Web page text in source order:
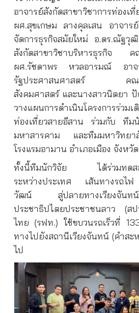
อาจารย์สังกัดสาขาวิชาการท่องเที่
ผศ.สุขเกษม ลางคุลเสน อาจารย์
จัดการธุรกิจสมัยใหม่ อ.ดร.ณัฐ
สังกัดสาขาวิชาบริหารธุรกิจ ค
ผศ.รัชดาพร หวลอารมณ์ อาจา
รัฐประศาสนศาสตร์ คณะม
สังคมศาสตร์ และนางสาวนิตยา
วางแผนการดำเนินโครงการร่วมเ
ท่องเที่ยวสายอีสาน ร่วมกับ ทีม
มหาสารคาม และทีมมหาวิทย
โรงแรมอามาน อำเภอเมือง จังหวั
ทั้งนี้ทีมนักวิจัย ได้ร่วมทดสอบ
ระหว่างประเทศ
เส้นทางรถไ
วัฒน์ สู่ปลายทางเวียงจัน
ประชาธิปไตยประชาชนลาว (ส
ไทย (รฟท.) ใช้ขบวนรถเร็วที่
ทางไปยังสถานีเวียงจันทน์ (คำสะ
ไป